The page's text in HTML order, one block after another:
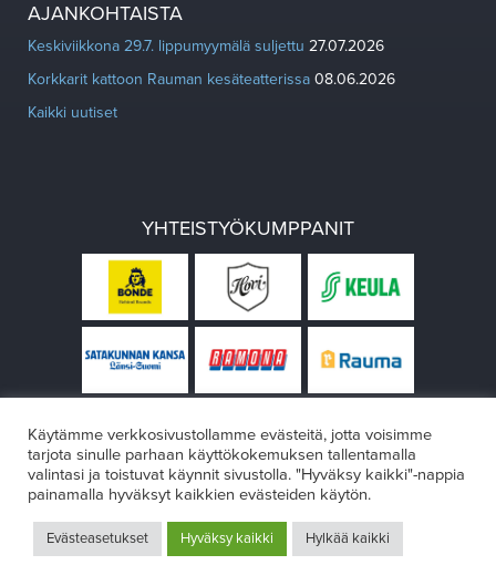
AJANKOHTAISTA
Keskiviikkona 29.7. lippumyymälä suljettu 27.07.2026
Korkkarit kattoon Rauman kesäteatterissa 08.06.2026
Kaikki uutiset
YHTEISTYÖKUMPPANIT
Design:VÄRIKÄS
Käytämme verkkosivustollamme evästeitä, jotta voisimme
tarjota sinulle parhaan käyttökokemuksen tallentamalla
valintasi ja toistuvat käynnit sivustolla. "Hyväksy kaikki"-nappia
painamalla hyväksyt kaikkien evästeiden käytön.
Evästeasetukset Hyväksy kaikki Hylkää kaikki